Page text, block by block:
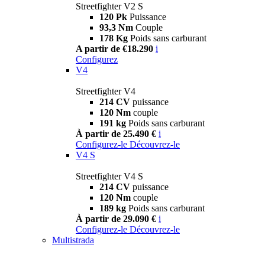
Streetfighter V2 S
120 Pk Puissance
93,3 Nm Couple
178 Kg Poids sans carburant
A partir de €18.290 i
Configurez
V4
Streetfighter V4
214 CV puissance
120 Nm couple
191 kg Poids sans carburant
À partir de 25.490 € i
Configurez-le Découvrez-le
V4 S
Streetfighter V4 S
214 CV puissance
120 Nm couple
189 kg Poids sans carburant
À partir de 29.090 € i
Configurez-le Découvrez-le
Multistrada